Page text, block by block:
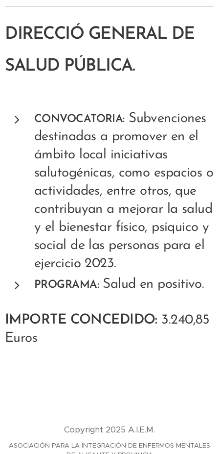
DIRECCIÓ GENERAL DE
SALUD PÚBLICA.
CONVOCATORIA:Subvenciones
destinadas a promover en el
ámbito local iniciativas
salutogénicas, como espacios o
actividades, entre otros, que
contribuyan a mejorar la salud
y el bienestar físico, psíquico y
social de las personas para el
ejercicio 2023.
PROGRAMA:Salud en positivo.
IMPORTE CONCEDIDO: 3.240,85
Euros
Copyright 2025 A.I.E.M.
ASOCIACIÓN PARA LA INTEGRACIÓN DE ENFERMOS MENTALES